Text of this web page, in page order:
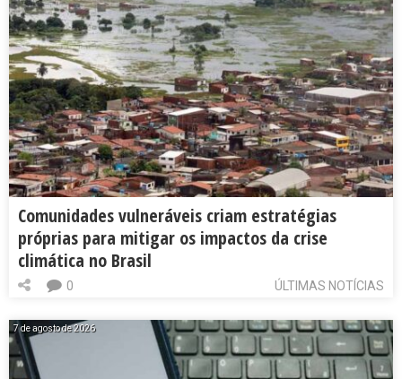
Comunidades vulneráveis criam estratégias
próprias para mitigar os impactos da crise
climática no Brasil
ÚLTIMAS NOTÍCIAS
0
7 de agosto de 2026